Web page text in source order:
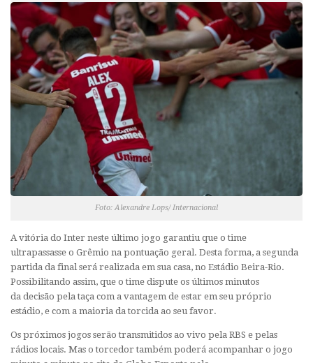
Foto: Alexandre Lops/ Internacional
A vitória do Inter neste último jogo garantiu que o time
ultrapassasse o Grêmio na pontuação geral. Desta forma, a segunda
partida da final será realizada em sua casa, no Estádio Beira-Rio.
Possibilitando assim, que o time dispute os últimos minutos
da decisão pela taça com a vantagem de estar em seu próprio
estádio, e com a maioria da torcida ao seu favor.
Os próximos jogos serão transmitidos ao vivo pela RBS e pelas
rádios locais. Mas o torcedor também poderá acompanhar o jogo